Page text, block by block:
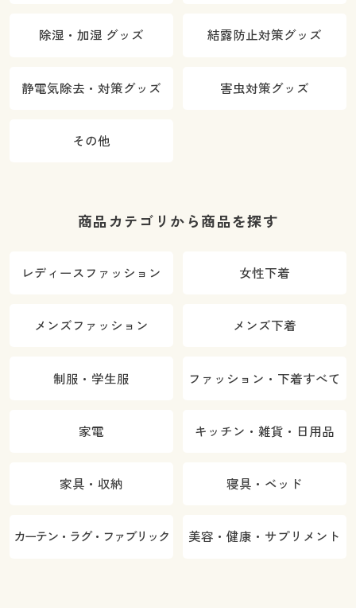
除湿・加湿 グッズ 結露防止対策グッズ
静電気除去・対策グッズ 害虫対策グッズ
その他
商品カテゴリから商品を探す
レディースファッション 女性下着
メンズファッション メンズ下着
制服・学生服 ファッション・下着すべて
家電 キッチン・雑貨・日用品
家具・収納 寝具・ベッド
カーテン・ラグ・ファブリック 美容・健康・サプリメント